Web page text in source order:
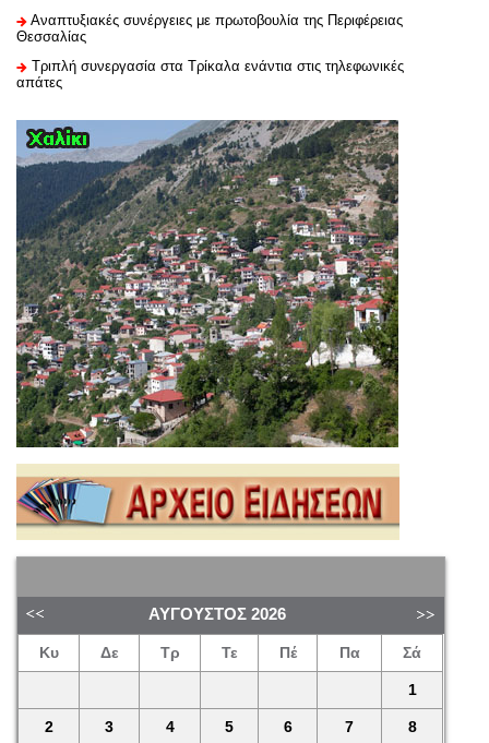
Αναπτυξιακές συνέργειες με πρωτοβουλία της Περιφέρειας
Θεσσαλίας
Τριπλή συνεργασία στα Τρίκαλα ενάντια στις τηλεφωνικές
απάτες
ΑΎΓΟΥΣΤΟΣ 2026
Κυ Δε Τρ Τε Πέ Πα Σά
1
2 3 4 5 6 7 8